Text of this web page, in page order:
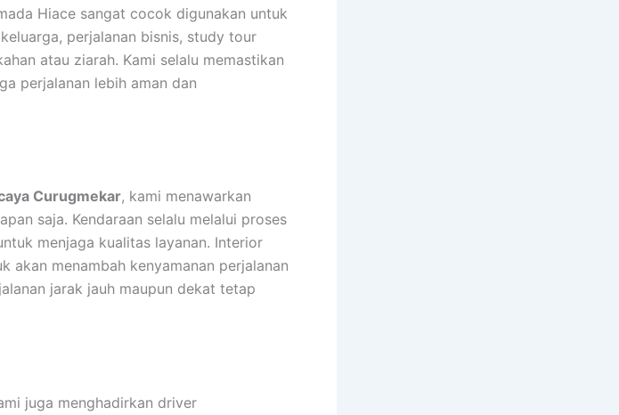
Hiace sangat cocok digunakan untuk
perjalanan bisnis, study tour
atau ziarah. Kami selalu memastikan
perjalanan lebih aman dan
Curugmekar, kami menawarkan
saja. Kendaraan selalu melalui proses
menjaga kualitas layanan. Interior
akan menambah kenyamanan perjalanan
jarak jauh maupun dekat tetap
juga menghadirkan driver